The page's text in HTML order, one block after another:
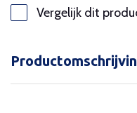
Vergelijk dit